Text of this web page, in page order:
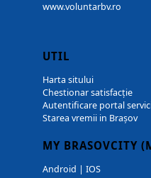
www.voluntarbv.ro
UTIL
Harta sitului
Chestionar satisfacție
Autentificare portal
Starea vremii in Brașov
MY BRASOVCITY
Android | IOS